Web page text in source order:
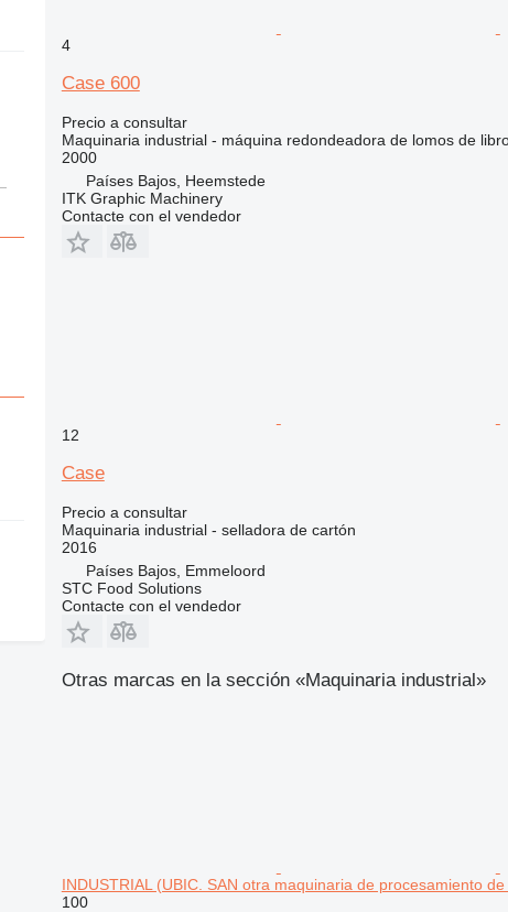
4
Case 600
Precio a consultar
Maquinaria industrial - máquina redondeadora de lomos de
2000
Países Bajos, Heemstede
ITK Graphic Machinery
Contacte con el vendedor
12
Case
Precio a consultar
Maquinaria industrial - selladora de cartón
2016
Países Bajos, Emmeloord
STC Food Solutions
Contacte con el vendedor
Otras marcas en la sección «Maquinaria industrial»
INDUSTRIAL (UBIC. SAN otra maquinaria de procesamiento
100